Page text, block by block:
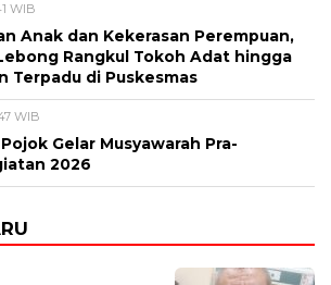
WIB
Anak dan Kekerasan Perempuan,
Rangkul Tokoh Adat hingga
Terpadu di Puskesmas
WIB
Gelar Musyawarah Pra-
2026